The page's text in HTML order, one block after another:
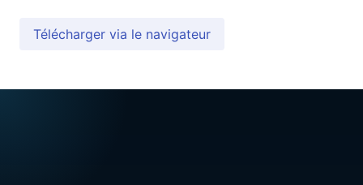
Télécharger via le navigateur